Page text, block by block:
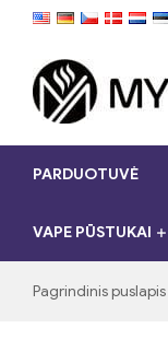
cigaretes
pigiai
internete
PARDUOTUVĖ
VAPE PŪSTUKAI
Pagrindinis puslapis